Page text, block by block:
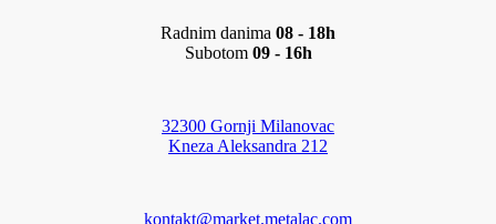
Radnim danima 08 - 18h
Subotom 09 - 16h
32300 Gornji Milanovac
Kneza Aleksandra 212
kontakt@market.metalac.com